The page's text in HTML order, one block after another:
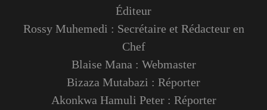
Éditeur
Rossy Muhemedi : Secrétaire et Rédacteur en
Chef
Blaise Mana : Webmaster
Bizaza Mutabazi : Réporter
Akonkwa Hamuli Peter : Réporter